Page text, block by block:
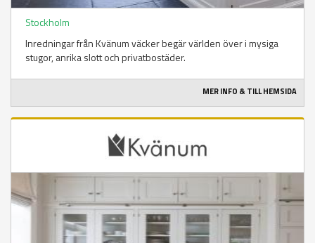
Stockholm
Inredningar från Kvänum väcker begär världen över i mysiga
stugor, anrika slott och privatbostäder.
MER INFO & TILL HEMSIDA